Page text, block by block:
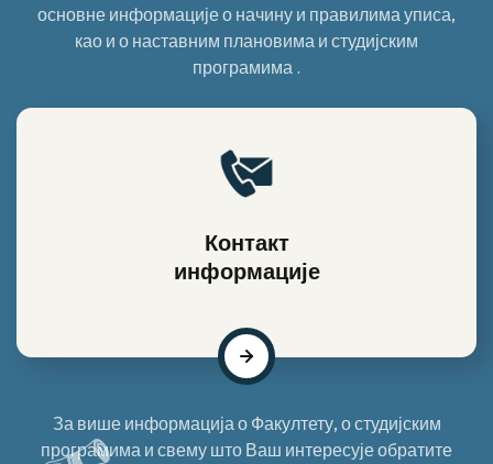
основне информације о начину и правилима уписа,
као и о наставним плановима и студијским
програмима .
Контакт
информације
За више информација о Факултету, о студијским
програмима и свему што Ваш интересује обратите